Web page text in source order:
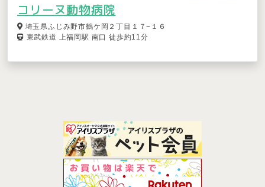
コリーヌ動物病院
埼玉県ふじみ野市鶴ケ岡２丁目１７−１６
東武鉄道 上福岡駅 南口 徒歩約11分